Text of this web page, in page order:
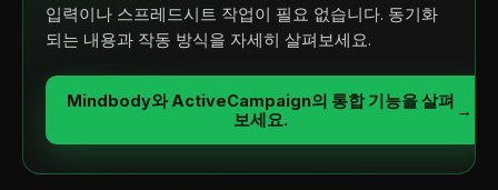
입력이나 스프레드시트 작업이 필요 없습니다. 동기화
되는 내용과 작동 방식을 자세히 살펴보세요.
Mindbody와 ActiveCampaign의 통합 기능을 살펴
보세요.
→